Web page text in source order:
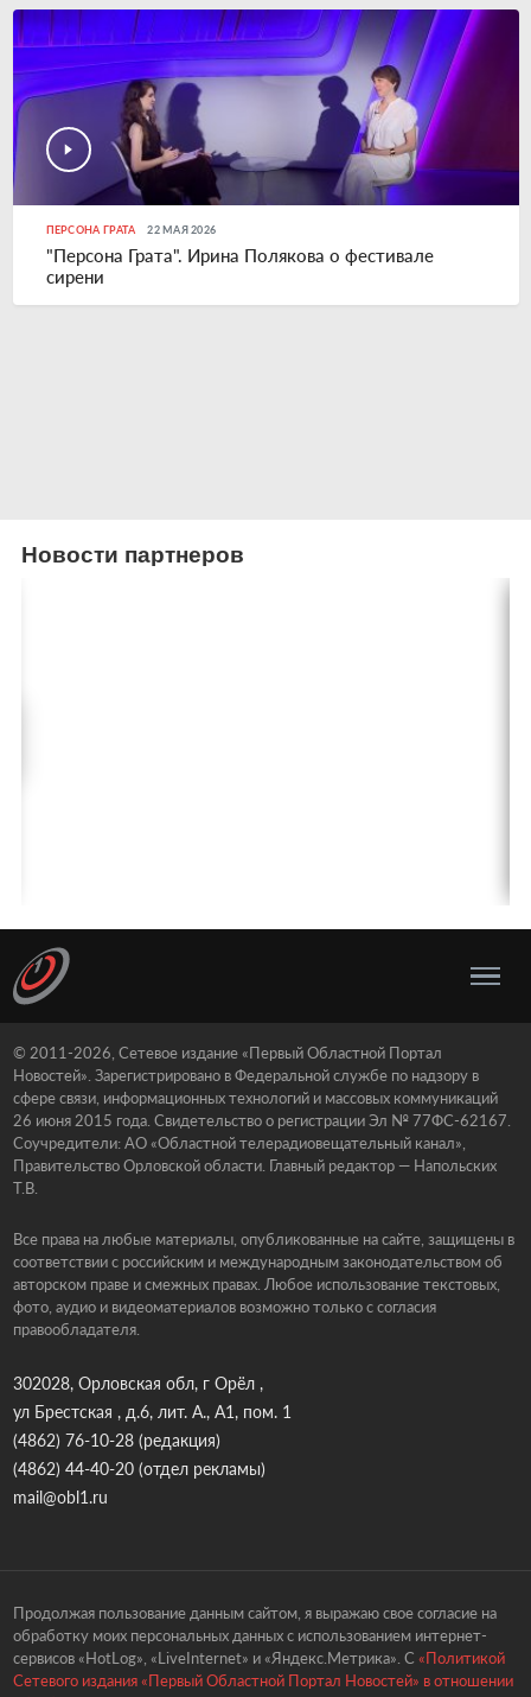
ПЕРСОНА ГРАТА 22 МАЯ 2026
"Персона Грата". Ирина Полякова о фестивале
сирени
Новости партнеров
© 2011-2026, Сетевое издание «Первый Областной Портал
Новостей». Зарегистрировано в Федеральной службе по надзору в
сфере связи, информационных технологий и массовых коммуникаций
26 июня 2015 года. Свидетельство о регистрации Эл № 77ФС-62167.
Соучредители: АО «Областной телерадиовещательный канал»,
Правительство Орловской области. Главный редактор — Напольских
Т.В.
Все права на любые материалы, опубликованные на сайте, защищены в
соответствии с российским и международным законодательством об
авторском праве и смежных правах. Любое использование текстовых,
фото, аудио и видеоматериалов возможно только с согласия
правообладателя.
302028, Орловская обл, г Орёл ,
ул Брестская , д.6, лит. А., А1, пом. 1
(4862) 76-10-28(редакция)
(4862) 44-40-20(отдел рекламы)
mail@obl1.ru
Продолжая пользование данным сайтом, я выражаю свое согласие на
обработку моих персональных данных с использованием интернет-
сервисов «HotLog», «LiveInternet» и «Яндекс.Метрика». С «Политикой
Сетевого издания «Первый Областной Портал Новостей» в отношении